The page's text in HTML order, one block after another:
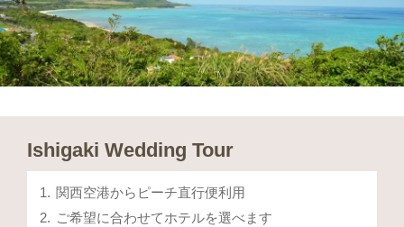
Ishigaki Wedding Tour
関西空港からピーチ直行便利用
ご希望に合わせてホテルを選べます